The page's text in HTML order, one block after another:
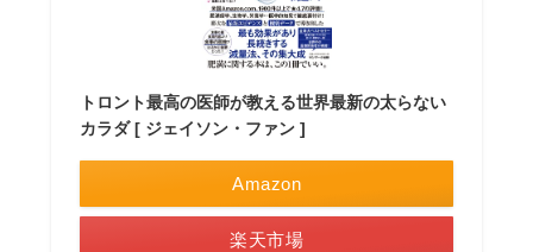
トロント最高の医師が教える世界最新の太らない
カラダ [ ジェイソン・ファン ]
Amazon
楽天市場